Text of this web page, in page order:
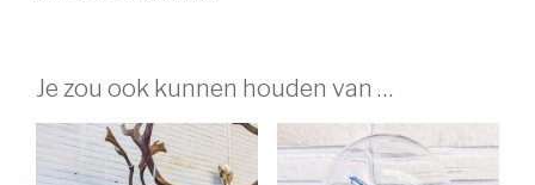
Je zou ook kunnen houden van …